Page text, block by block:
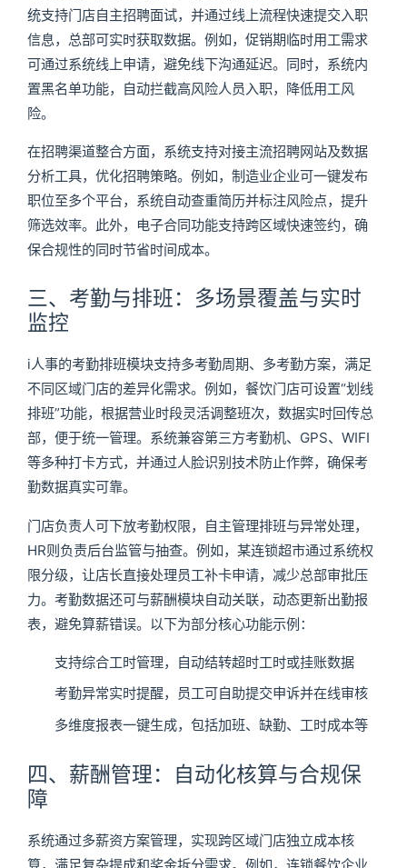
统支持门店自主招聘面试，并通过线上流程快速提交入职
信息，总部可实时获取数据。例如，促销期临时用工需求
可通过系统线上申请，避免线下沟通延迟。同时，系统内
置黑名单功能，自动拦截高风险人员入职，降低用工风
险。
在招聘渠道整合方面，系统支持对接主流招聘网站及数据
分析工具，优化招聘策略。例如，制造业企业可一键发布
职位至多个平台，系统自动查重简历并标注风险点，提升
筛选效率。此外，电子合同功能支持跨区域快速签约，确
保合规性的同时节省时间成本。
三、考勤与排班：多场景覆盖与实时
监控
i人事的考勤排班模块支持多考勤周期、多考勤方案，满足
不同区域门店的差异化需求。例如，餐饮门店可设置“划线
排班”功能，根据营业时段灵活调整班次，数据实时回传总
部，便于统一管理。系统兼容第三方考勤机、GPS、WIFI
等多种打卡方式，并通过人脸识别技术防止作弊，确保考
勤数据真实可靠。
门店负责人可下放考勤权限，自主管理排班与异常处理，
HR则负责后台监管与抽查。例如，某连锁超市通过系统权
限分级，让店长直接处理员工补卡申请，减少总部审批压
力。考勤数据还可与薪酬模块自动关联，动态更新出勤报
表，避免算薪错误。以下为部分核心功能示例：
支持综合工时管理，自动结转超时工时或挂账数据
考勤异常实时提醒，员工可自助提交申诉并在线审核
多维度报表一键生成，包括加班、缺勤、工时成本等
四、薪酬管理：自动化核算与合规保
障
系统通过多薪资方案管理，实现跨区域门店独立成本核